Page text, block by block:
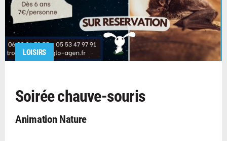
LOISIRS
Soirée chauve-souris
Animation Nature